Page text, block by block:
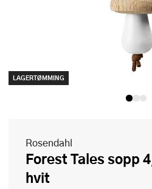
LAGERTØMMING
Rosendahl
Forest Tales sopp 4,5 cm blank
hvit